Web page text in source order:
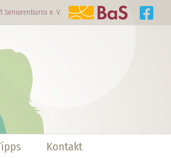
Seniorenbüros e. V.
Kontakt